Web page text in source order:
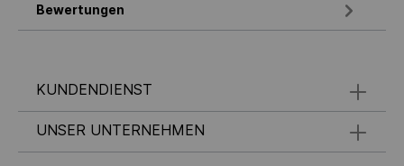
Bewertungen
KUNDENDIENST
UNSER UNTERNEHMEN